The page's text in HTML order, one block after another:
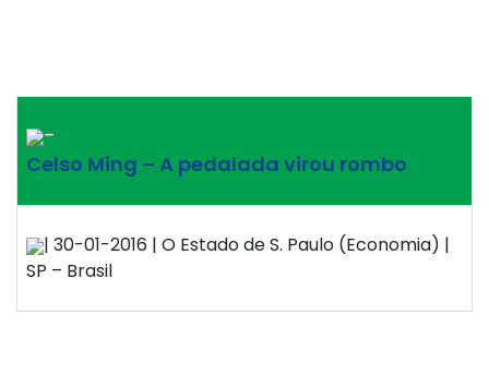
–
Celso Ming – A pedalada virou rombo
| 30-01-2016 | O Estado de S. Paulo (Economia) |
SP – Brasil